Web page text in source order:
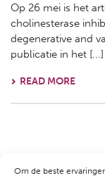
Om de beste
Op 26 mei is het
cholinesterase
degenerative and
publicatie in het [...]
READ MORE